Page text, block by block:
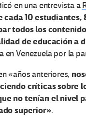
en una entrevista a
cada 10 estudiantes,
todos los
de educación a
en Venezuela por la
«años anteriores,
críticas sobre
no tenían el nivel
superior».